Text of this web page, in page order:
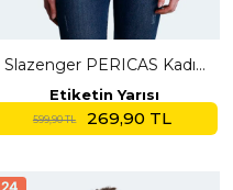
Slazenger PERICAS Kadın
V Yaka Mavi Tişört
Etiketin Yarısı
599,90 TL 269,90 TL